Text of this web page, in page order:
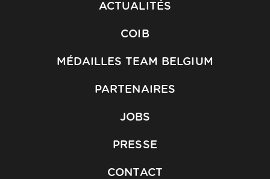
ACTUALITÉS
COIB
MÉDAILLES TEAM BELGIUM
PARTENAIRES
JOBS
PRESSE
CONTACT